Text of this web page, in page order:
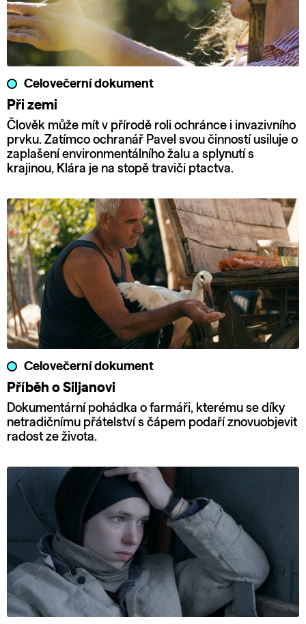
Celovečerní dokument
Při zemi
Člověk může mít v přírodě roli ochránce i invazivního
prvku. Zatímco ochranář Pavel svou činností usiluje o
zaplašení environmentálního žalu a splynutí s
krajinou, Klára je na stopě traviči ptactva.
Celovečerní dokument
Příběh o Siljanovi
Dokumentární pohádka o farmáři, kterému se díky
netradičnímu přátelství s čápem podaří znovuobjevit
radost ze života.